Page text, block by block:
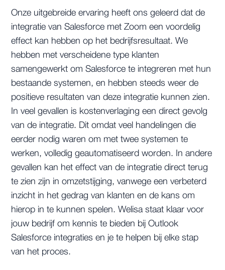
Onze uitgebreide ervaring heeft ons geleerd dat de
integratie van Salesforce met Zoom een voordelig
effect kan hebben op het bedrijfsresultaat. We
hebben met verscheidene type klanten
samengewerkt om Salesforce te integreren met hun
bestaande systemen, en hebben steeds weer de
positieve resultaten van deze integratie kunnen zien.
In veel gevallen is kostenverlaging een direct gevolg
van de integratie. Dit omdat veel handelingen die
eerder nodig waren om met twee systemen te
werken, volledig geautomatiseerd worden. In andere
gevallen kan het effect van de integratie direct terug
te zien zijn in omzetstijging, vanwege een verbeterd
inzicht in het gedrag van klanten en de kans om
hierop in te kunnen spelen. Welisa staat klaar voor
jouw bedrijf om kennis te bieden bij Outlook
Salesforce integraties en je te helpen bij elke stap
van het proces.